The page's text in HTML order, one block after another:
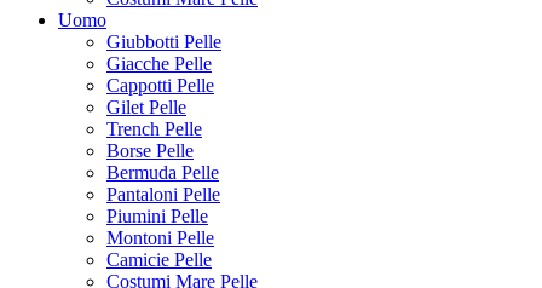
Uomo
Giubbotti Pelle
Giacche Pelle
Cappotti Pelle
Gilet Pelle
Trench Pelle
Borse Pelle
Bermuda Pelle
Pantaloni Pelle
Piumini Pelle
Montoni Pelle
Camicie Pelle
Costumi Mare Pelle